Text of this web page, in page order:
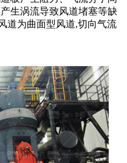
生涡流导致风道堵塞等缺
道为曲面型风道,切向气流